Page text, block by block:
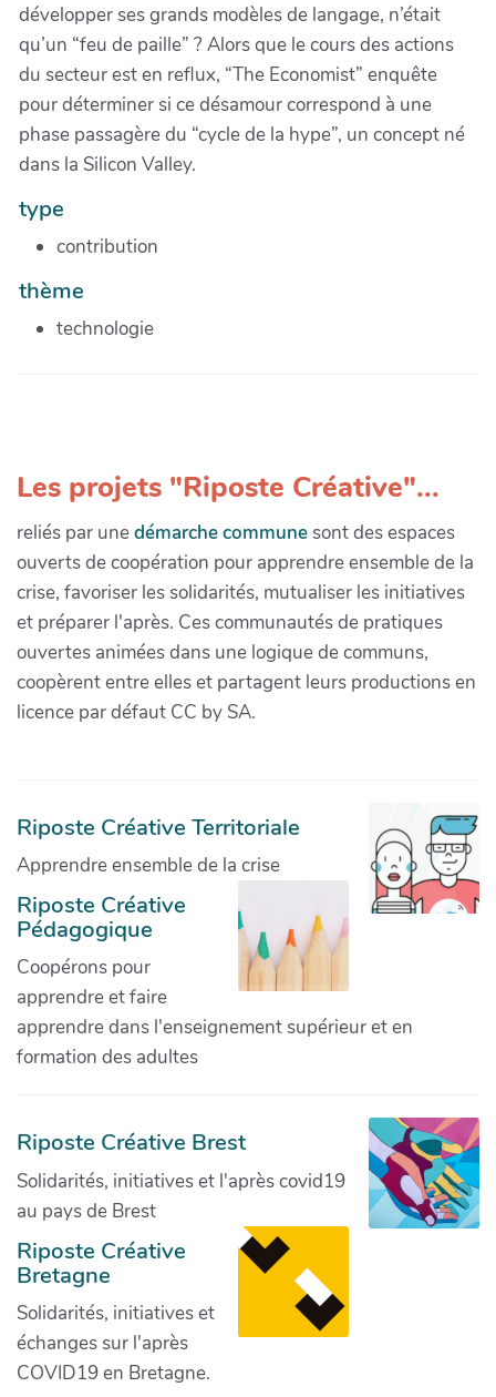
développer ses grands modèles de langage, n’était
qu’un “feu de paille” ? Alors que le cours des actions
du secteur est en reflux, “The Economist” enquête
pour déterminer si ce désamour correspond à une
phase passagère du “cycle de la hype”, un concept né
dans la Silicon Valley.
type
contribution
thème
technologie